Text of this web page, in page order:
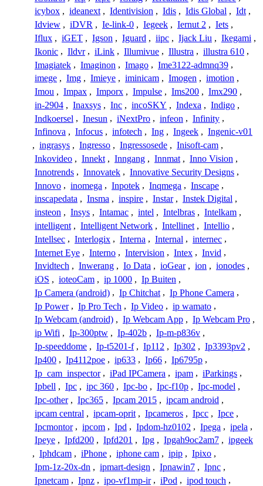
icybox , ideanext , Identivision , Idis , Idis Global , Idt ,
Idview , iDVR , Ie-link-0 , Iegeek , Iernut 2 , Iets ,
Iflux , iGET , Igson , Iguard , iipc , Ijack Liu , Ikegami ,
Ikonic , Ildvr , iLink , Illumivue , Illustra , illustra 610 ,
Imagiatek , Imaginon , Imago , Ime3122-admnq39 ,
imege , Img , Imieye , iminicam , Imogen , imotion ,
Imou , Impax , Imporx , Impulse , Ims200 , Imx290 ,
in-2904 , Inaxsys , Inc , incoSKY , Indexa , Indigo ,
Indkoersel , Inesun , iNextPro , infeon , Infinity ,
Infinova , Infocus , infotech , Ing , Ingeek , Ingenic-v01
, ingrasys , Ingresso , Ingressosede , Inisoft-cam ,
Inkovideo , Innekt , Inngang , Innmat , Inno Vision ,
Innotrends , Innovatek , Innovative Security Designs ,
Innovo , inomega , Inpotek , Inqmega , Inscape ,
inscapedata , Insma , inspire , Instar , Instek Digital ,
insteon , Insys , Intamac , intel , Intelbras , Intelkam ,
intelligent , Intelligent Network , Intellinet , Intellio ,
Intellsec , Interlogix , Interna , Internal , internec ,
Internet Eye , Interno , Intervision , Intex , Invid ,
Invidtech , Inwerang , Io Data , ioGear , ion , ionodes ,
iOS , ioteoCam , ip 1000 , Ip Buiten ,
Ip Camera (android) , Ip Chitchat , Ip Phone Camera ,
Ip Power , Ip Pro Tech , Ip Video , ip wamato ,
Ip Webcam (android) , Ip Webcam App , Ip Webcam Pro ,
ip Wifi , Ip-300ptw , Ip-402b , Ip-m-p836v ,
Ip-speeddome , Ip-t5201-f , Ip112 , Ip302 , Ip3393pv2 ,
Ip400 , Ip4112poe , ip633 , Ip66 , Ip6795p ,
Ip_cam_inspector , iPad IPCamera , ipam , iParkings ,
Ipbell , Ipc , ipc 360 , Ipc-bo , Ipc-f10p , Ipc-model ,
Ipc-other , Ipc365 , Ipcam 2015 , ipcam android ,
ipcam central , ipcam-oprit , Ipcameros , Ipcc , Ipce ,
Ipcmontor , ipcom , Ipd , Ipdom-hz0102 , Ipega , ipela ,
Ipeye , Ipfd200 , Ipfd201 , Ipg , Ipgah9oc2am7 , ipgeek
, Iphdcam , iPhone , iphone cam , ipip , Ipixo ,
Ipm-1z-20x-dn , ipmart-design , Ipnawin7 , Ipnc ,
Ipnetcam , Ipnz , ipo-vf1mp-ir , iPod , ipod touch ,